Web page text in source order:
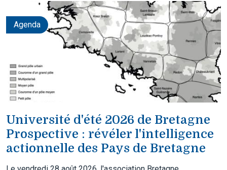
Agenda
Université d'été 2026 de Bretagne
Prospective : révéler l'intelligence
actionnelle des Pays de Bretagne